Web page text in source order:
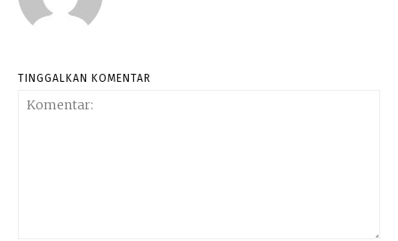
TINGGALKAN KOMENTAR